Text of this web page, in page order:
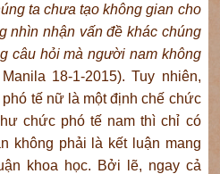
ta chưa tạo không gian cho
nhìn nhận vấn đề khác chúng
câu hỏi mà người nam không
18-1-2015). Tuy nhiên,
tế nữ là một định chế chức
chức phó tế nam thì chỉ có
không phải là kết luận mang
khoa học. Bởi lẽ, ngay cả